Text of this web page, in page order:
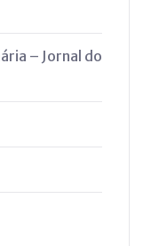
– Jornal do